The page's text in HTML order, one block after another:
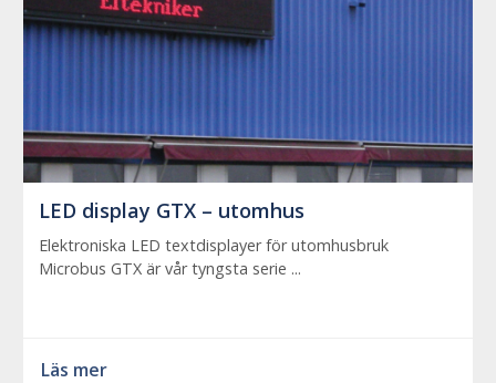
LED display GTX – utomhus
Elektroniska LED textdisplayer för utomhusbruk
Microbus GTX är vår tyngsta serie ...
Läs mer